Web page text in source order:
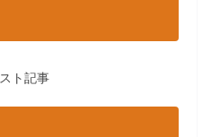
ト記事